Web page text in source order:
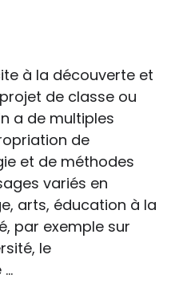
à la découverte et
de classe ou
a de multiples
de
et de méthodes
variés en
arts, éducation à la
par exemple sur
le
d’une
prendre leurs
être le cas des
qui sont
de les